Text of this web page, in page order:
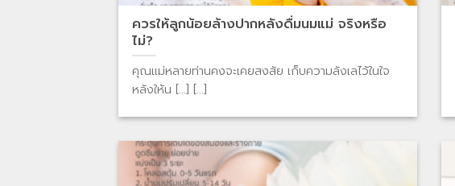
ควรให้ลูกน้อยล้างปากหลังดื่มนมแม่ จริงหรือ
ไม่?
คุณแม่หลายท่านคงจะเคยสงสัย เก็บความลังเลไว้ในใจ
หลังให้น [...] [...]